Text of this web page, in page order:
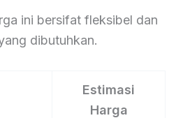
ini bersifat fleksibel dan
dibutuhkan.
Estimasi
Harga